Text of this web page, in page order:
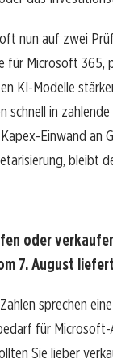
nun auf zwei
für Microsoft 365,
KI-Modelle
schnell in
Einwand an
bleibt
oder
7. August
sprechen
für
Sie lieber